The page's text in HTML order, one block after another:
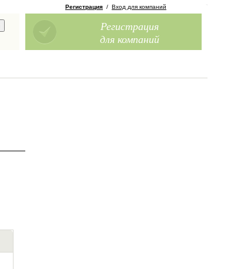
Регистрация / Вход для компаний
Регистрация
для компаний